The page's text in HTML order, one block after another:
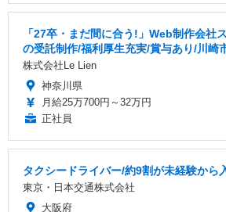
「27卒・まだ間に合う!」Web制作会社
の受託制作/福利厚生充実/賞与あり/川崎
株式会社Le Lien
神奈川県
月給25万700円～32万円
正社員
タクシードライバー/約9割が未経験から
東京・日本交通株式会社
大阪府